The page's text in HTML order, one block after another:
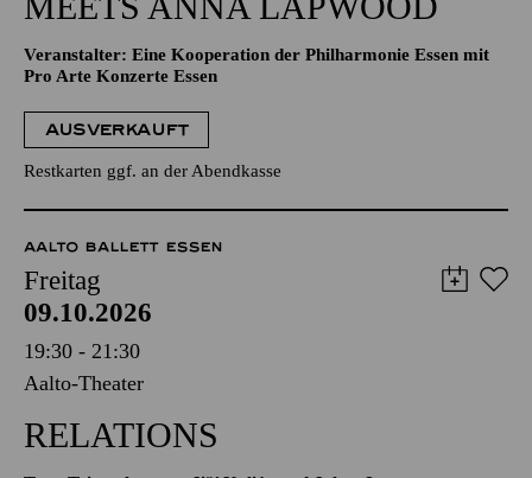
ENTERTAINMENT
TAKEOVER! BY MIKI
MEETS ANNA LAPWOOD
Veranstalter: Eine Kooperation der Philharmonie Essen mit
Pro Arte Konzerte Essen
Restkarten ggf. an der Abendkasse
AALTO BALLETT ESSEN
Freitag
09.10.2026
19:30 - 21:30